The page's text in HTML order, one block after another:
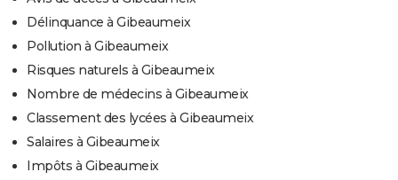
Délinquance à Gibeaumeix
Pollution à Gibeaumeix
Risques naturels à Gibeaumeix
Nombre de médecins à Gibeaumeix
Classement des lycées à Gibeaumeix
Salaires à Gibeaumeix
Impôts à Gibeaumeix